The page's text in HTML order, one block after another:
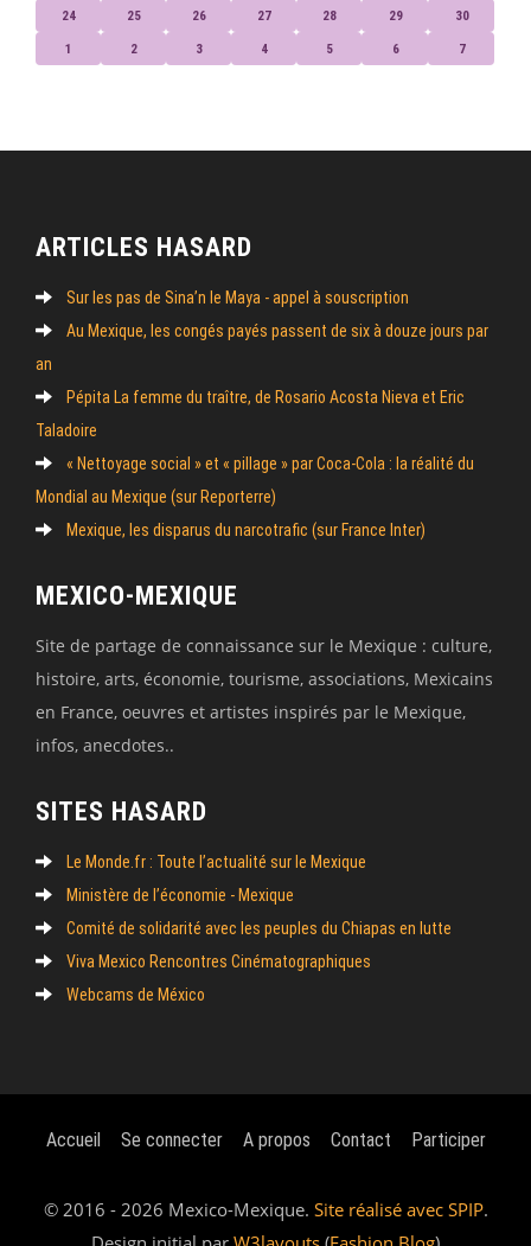
24 25 26 27 28 29 30
1 2 3 4 5 6 7
ARTICLES HASARD
Sur les pas de Sina’n le Maya - appel à souscription
Au Mexique, les congés payés passent de six à douze jours par
an
Pépita La femme du traître, de Rosario Acosta Nieva et Eric
Taladoire
« Nettoyage social » et « pillage » par Coca-Cola : la réalité du
Mondial au Mexique (sur Reporterre)
Mexique, les disparus du narcotrafic (sur France Inter)
MEXICO-MEXIQUE
Site de partage de connaissance sur le Mexique : culture,
histoire, arts, économie, tourisme, associations, Mexicains
en France, oeuvres et artistes inspirés par le Mexique,
infos, anecdotes..
SITES HASARD
Le Monde.fr : Toute l’actualité sur le Mexique
Ministère de l’économie - Mexique
Comité de solidarité avec les peuples du Chiapas en lutte
Viva Mexico Rencontres Cinématographiques
Webcams de México
Accueil Se connecter A propos Contact Participer
© 2016 - 2026 Mexico-Mexique. Site réalisé avec SPIP.